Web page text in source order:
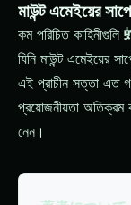
মাউন্ট এমেইয়ের
কম পরিচিত কাহিনীগুলি
যিনি মাউন্ট এমেইয়ের
এই প্রাচীন সত্তা এত
প্রয়োজনীয়তা অতিক্রম
নেন।